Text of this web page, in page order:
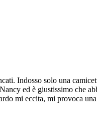
Indosso solo una
ed è giustissimo che
mi eccita, mi provoca